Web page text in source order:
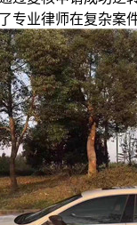
专业律师在复杂案